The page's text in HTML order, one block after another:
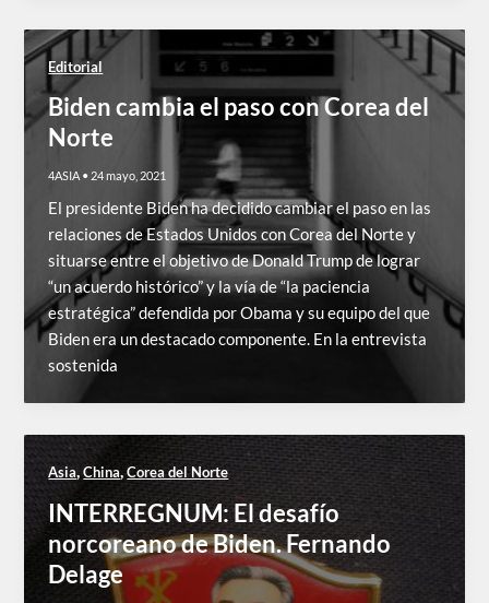
Editorial
Biden cambia el paso con Corea del
Norte
4ASIA • 24 mayo, 2021
El presidente Biden ha decidido cambiar el paso en las
relaciones de Estados Unidos con Corea del Norte y
situarse entre el objetivo de Donald Trump de lograr
“un acuerdo histórico” y la vía de “la paciencia
estratégica” defendida por Obama y su equipo del que
Biden era un destacado componente. En la entrevista
sostenida
Asia,China,Corea del Norte
INTERREGNUM: El desafío
norcoreano de Biden. Fernando
Delage